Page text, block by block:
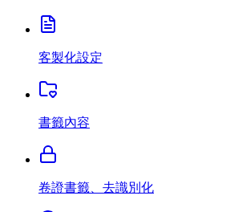
客製化設定
書籤內容
卷證書籤、去識別化